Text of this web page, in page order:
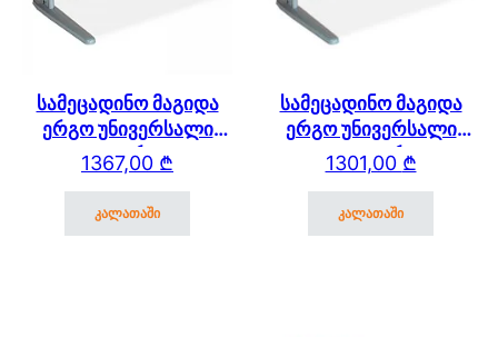
სამეცადინო მაგიდა
ერგო უნივერსალი
SUT17 – გვერდითა და
უკანა ორი ორ
იარუსიანი თაროთი
1367,00 ₾
კალათაში
სამეცადინო მაგიდა
ერგო უნივერსალი
SUT17 – გვერდითა
თაროთი, უკანა ერთ
და ორ იარუსიანი
თაროთი
1301,00 ₾
კალათაში